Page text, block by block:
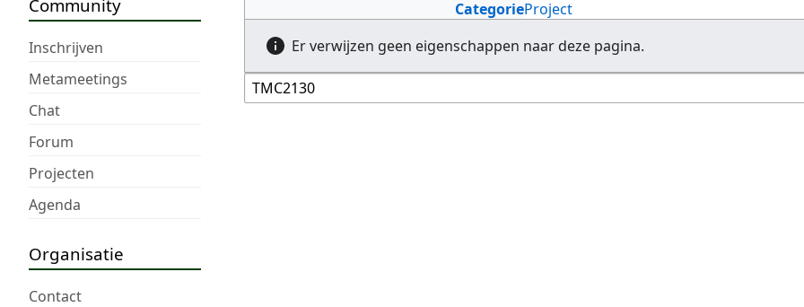
Community
Inschrijven
Metameetings
Chat
Forum
Projecten
Agenda
Organisatie
Contact
CategorieProject
Er verwijzen geen eigenschappen naar deze pagina.